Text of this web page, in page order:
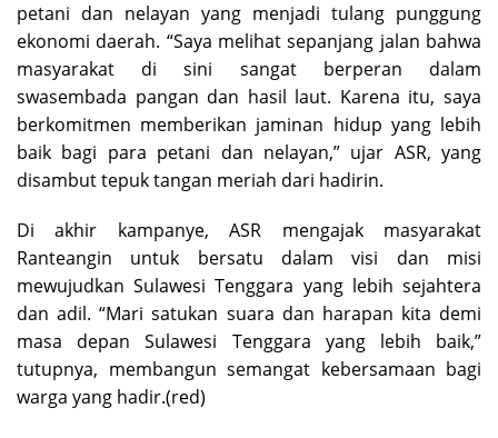
petani dan nelayan yang menjadi tulang punggung
ekonomi daerah. “Saya melihat sepanjang jalan bahwa
masyarakat di sini sangat berperan dalam
swasembada pangan dan hasil laut. Karena itu, saya
berkomitmen memberikan jaminan hidup yang lebih
baik bagi para petani dan nelayan,” ujar ASR, yang
disambut tepuk tangan meriah dari hadirin.
Di akhir kampanye, ASR mengajak masyarakat
Ranteangin untuk bersatu dalam visi dan misi
mewujudkan Sulawesi Tenggara yang lebih sejahtera
dan adil. “Mari satukan suara dan harapan kita demi
masa depan Sulawesi Tenggara yang lebih baik,”
tutupnya, membangun semangat kebersamaan bagi
warga yang hadir.(red)